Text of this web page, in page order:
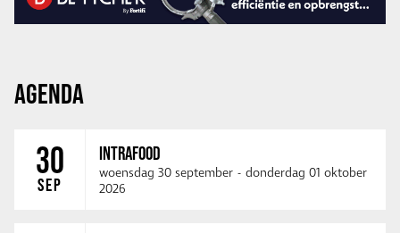
AGENDA
30
SEP
INTRAFOOD
woensdag 30 september - donderdag 01 oktober
2026